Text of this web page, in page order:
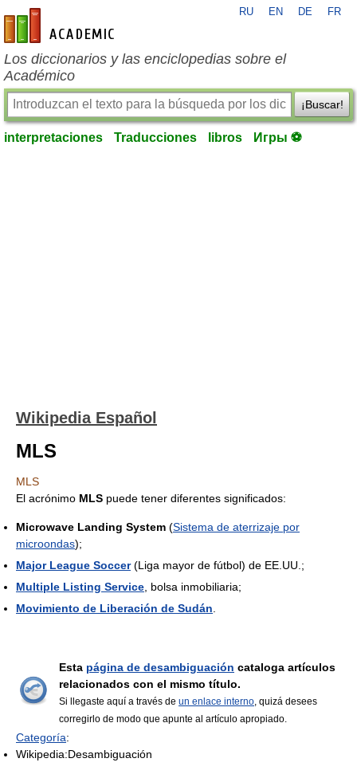
es-academic.com
RU EN DE FR
Los diccionarios y las enciclopedias sobre el
Académico
¡Buscar!
interpretaciones Traducciones libros Игры ⚽
Wikipedia Español
MLS
MLS
El acrónimo MLS puede tener diferentes significados:
Microwave Landing System (Sistema de aterrizaje por
microondas);
Major League Soccer(Liga mayor de fútbol) de EE.UU.;
Multiple Listing Service , bolsa inmobiliaria;
Movimiento de Liberación de Sudán
Esta página de desambiguación cataloga artículos
relacionados con el mismo título.
Si llegaste aquí a través de un enlace interno, quizá desees
corregirlo de modo que apunte al artículo apropiado.
Categoría:
Wikipedia:Desambiguación